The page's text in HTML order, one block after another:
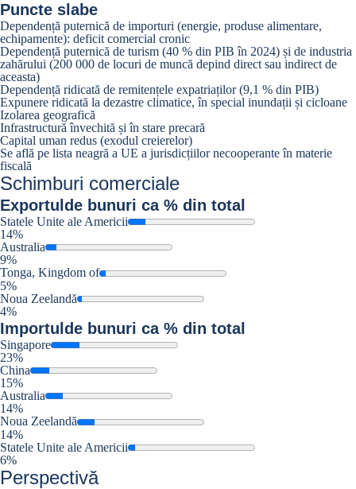
Puncte slabe
Dependență puternică de importuri (energie, produse alimentare,
echipamente): deficit comercial cronic
Dependență puternică de turism (40 % din PIB în 2024) și de industria
zahărului (200 000 de locuri de muncă depind direct sau indirect de
aceasta)
Dependență ridicată de remitențele expatriaților (9,1 % din PIB)
Expunere ridicată la dezastre climatice, în special inundații și cicloane
Izolarea geografică
Infrastructură învechită și în stare precară
Capital uman redus (exodul creierelor)
Se află pe lista neagră a UE a jurisdicțiilor necooperante în materie
fiscală
Schimburi comerciale
Exportul de bunuri ca % din total
Statele Unite ale Americii
14%
Australia
9%
Tonga, Kingdom of
5%
Noua Zeelandă
4%
Importul de bunuri ca % din total
Singapore
23%
China
15%
Australia
14%
Noua Zeelandă
14%
Statele Unite ale Americii
6%
Perspectivă